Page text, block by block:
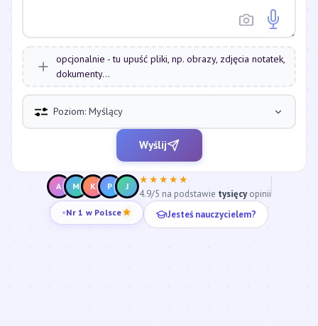
opcjonalnie - tu upuść pliki, np. obrazy, zdjęcia notatek,
dokumenty...
Poziom: Myślący
Wyślij
A M K P J
★★★★★
4.9/5 na podstawie tysięcyopinii
Nr 1 w Polsce Jesteś nauczycielem?